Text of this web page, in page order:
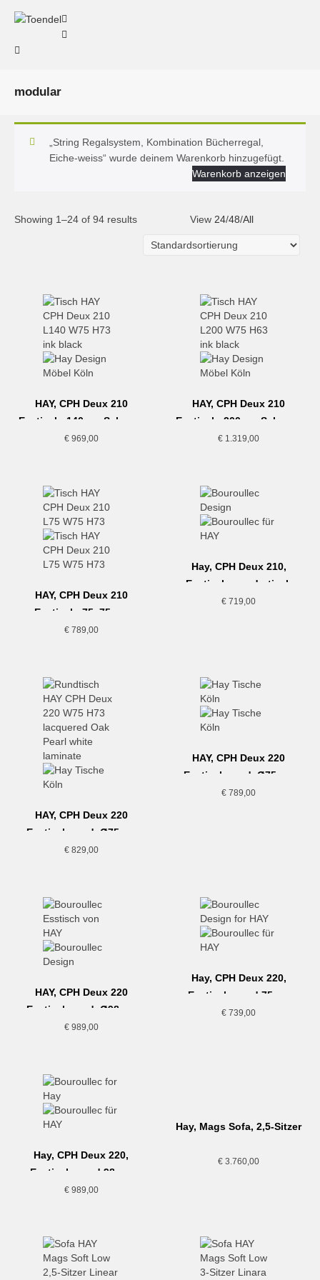
modular
„String Regalsystem, Kombination Bücherregal,
Eiche-weiss“ wurde deinem Warenkorb hinzugefügt.
Warenkorb anzeigen
Showing 1–24 of 94 results View 24/48/All
HAY, CPH Deux 210
Esstisch, 140cm, Schwarz
€969,00
HAY, CPH Deux 210
Esstisch, 200cm, Schwarz
€ 1.319,00
HAY, CPH Deux 210
Esstisch, 75x75cm,
Schwarz
€789,00
Hay, CPH Deux 210,
Esstisch, quadratisch
75cm, dunkelgrau-Buche
€ 719,00
HAY, CPH Deux 220
Esstisch rund, Ø75cm,
Eiche/weiss
€829,00
HAY, CPH Deux 220
Esstisch rund, Ø75cm,
schwarz
€ 789,00
HAY, CPH Deux 220
Esstisch rund, Ø98cm,
Weiss-Eiche
€989,00
Hay, CPH Deux 220,
Esstisch, rund 75cm,
dunkelgrau-Buche
€ 739,00
Hay, CPH Deux 220,
Esstisch, rund 98cm,
schwarz-Eiche
€989,00
Hay, Mags Sofa, 2,5-Sitzer
€ 3.760,00